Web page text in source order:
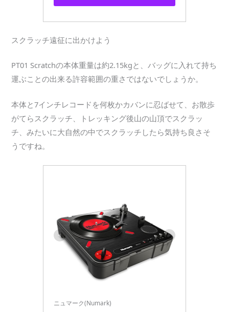
スクラッチ遠征に出かけよう
PT01 Scratchの本体重量は約2.15kgと、バッグに入れて持ち
運ぶことの出来る許容範囲の重さではないでしょうか。
本体と7インチレコードを何枚かカバンに忍ばせて、お散歩
がてらスクラッチ、トレッキング後山の山頂でスクラッ
チ、みたいに大自然の中でスクラッチしたら気持ち良さそ
うですね。
ニュマーク(Numark)